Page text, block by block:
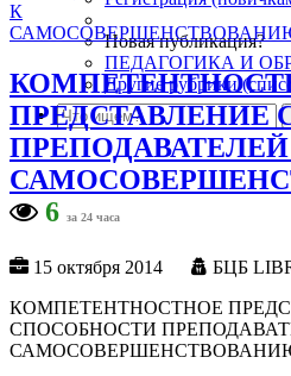
Новая публикация?
ПЕДАГОГИКА И
Другие рубрики
ПРЕДСТАВЛЕНИЕ
ПРЕПОДАВАТЕЛЕЙ
6 за 24 часа
15 октября 2014
БЦБ
КОМПЕТЕНТНОСТНОЕ
СПОСОБНОСТИ